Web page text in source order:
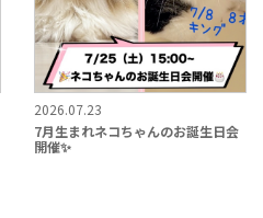
2026.07.23
7月生まれネコちゃんのお誕生日会
開催✨